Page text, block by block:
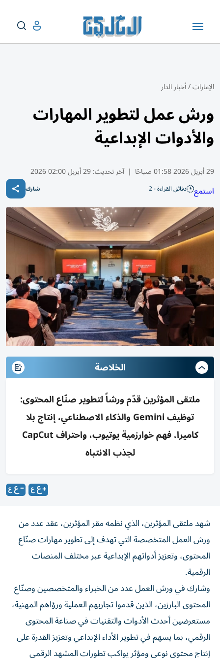
الإمارات/أخبار الدار
ورش عمل لتطوير المهارات
والأدوات الإبداعية
29 أبريل 2026 01:58 صباحًا | آخر تحديث:29 أبريل 02:00 2026
استمع دقائق القراءة - 2 شارك
الخلاصة
ملتقى المؤثرين قدّم ورشاً لتطوير صنّاع المحتوى:
توظيف Gemini والذكاء الاصطناعي، إنتاج بلا
كاميرا، فهم خوارزمية يوتيوب، واحتراف CapCut
لجذب الانتباه
شهد ملتقى المؤثرين، الذي نظمه مقر المؤثرين، عقد عدد من
ورش العمل المتخصصة التي تهدف إلى تطوير مهارات صنّاع
المحتوى، وتعزيز أدواتهم الإبداعية عبر مختلف المنصات
الرقمية.
وشارك في ورش العمل عدد من الخبراء والمتخصصين وصنّاع
المحتوى البارزين، الذين قدموا تجاربهم العملية ورؤاهم المهنية،
مستعرضين أحدث الأدوات والتقنيات في صناعة المحتوى
الرقمي، بما يسهم في تطوير الأداء الإبداعي وتعزيز القدرة على
إنتاج محتوى نوعي ومؤثر يواكب تطورات المشهد الرقمي